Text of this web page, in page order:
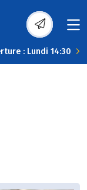
: Lundi 14:30